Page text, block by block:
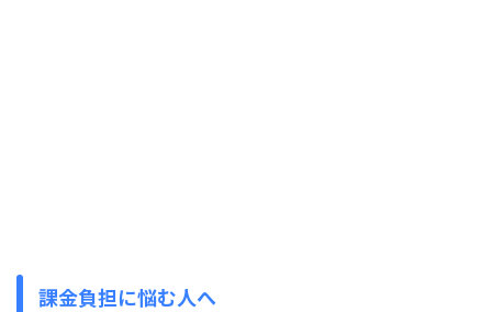
課金負担に悩む人へ